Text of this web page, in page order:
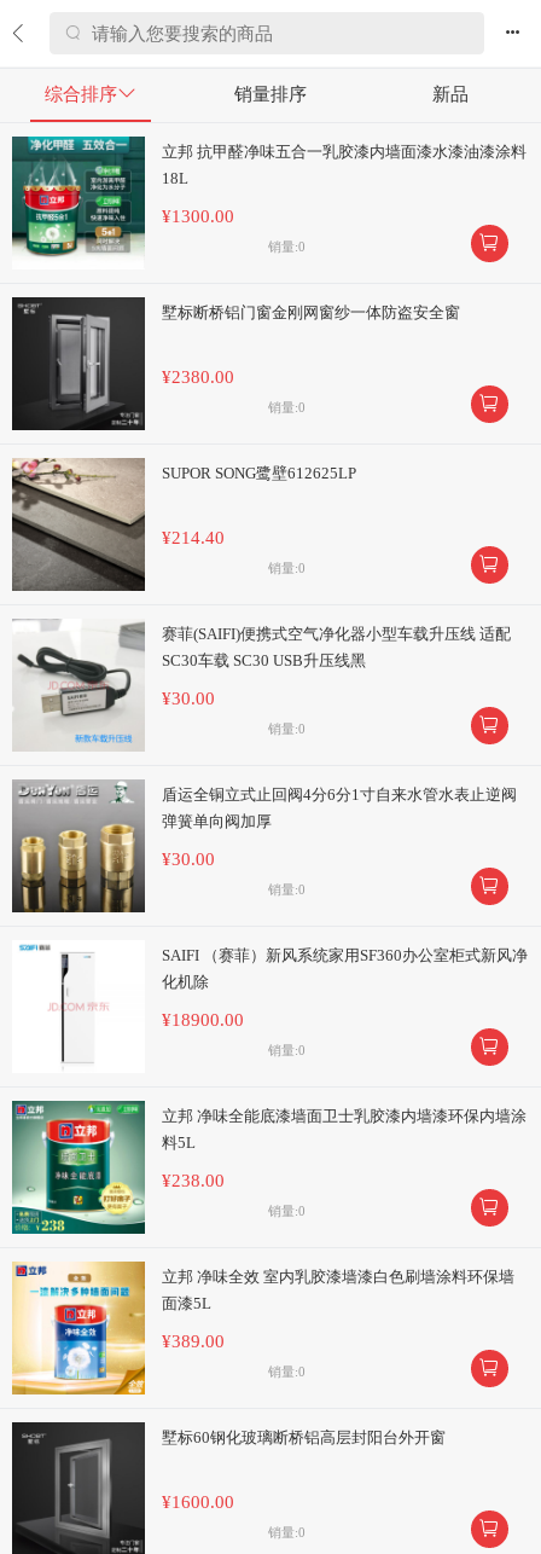
 
综合排序 销量排序 新品
立邦 抗甲醛净味五合一乳胶漆内墙面漆水漆油漆涂料
18L
¥1300.00
销量:0 
墅标断桥铝门窗金刚网窗纱一体防盗安全窗
¥2380.00
销量:0 
SUPOR SONG鹭壁612625LP
¥214.40
销量:0 
赛菲(SAIFI)便携式空气净化器小型车载升压线 适配
SC30车载 SC30 USB升压线黑
¥30.00
销量:0 
盾运全铜立式止回阀4分6分1寸自来水管水表止逆阀
弹簧单向阀加厚
¥30.00
销量:0 
SAIFI （赛菲）新风系统家用SF360办公室柜式新风净
化机除
¥18900.00
销量:0 
立邦 净味全能底漆墙面卫士乳胶漆内墙漆环保内墙涂
料5L
¥238.00
销量:0 
立邦 净味全效 室内乳胶漆墙漆白色刷墙涂料环保墙
面漆5L
¥389.00
销量:0 
墅标60钢化玻璃断桥铝高层封阳台外开窗
¥1600.00
销量:0 